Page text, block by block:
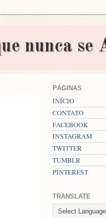
nunca se
PÁGINAS
INÍCIO
CONTATO
FACEBOOK
INSTAGRAM
TWITTER
TUMBLR
PINTEREST
TRANSLATE